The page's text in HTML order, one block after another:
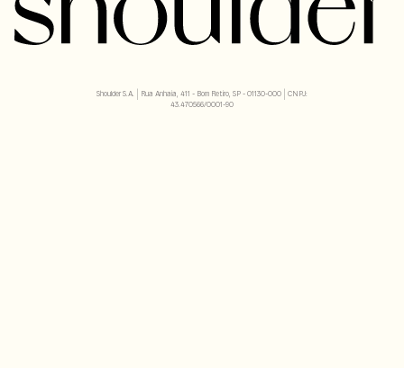
Shoulder S.A. | Rua Anhaia, 411 - Bom Retiro, SP - 01130-000 | CNPJ:
43.470566/0001-90